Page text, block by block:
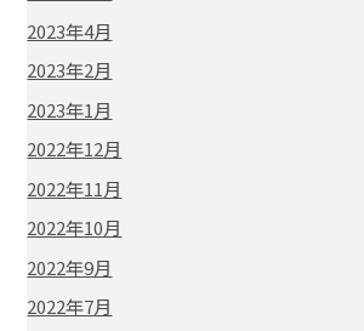
2023年4月
2023年2月
2023年1月
2022年12月
2022年11月
2022年10月
2022年9月
2022年7月